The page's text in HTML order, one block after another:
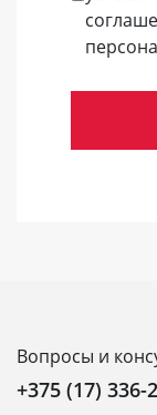
Вопросы и
+375 (17) 336-